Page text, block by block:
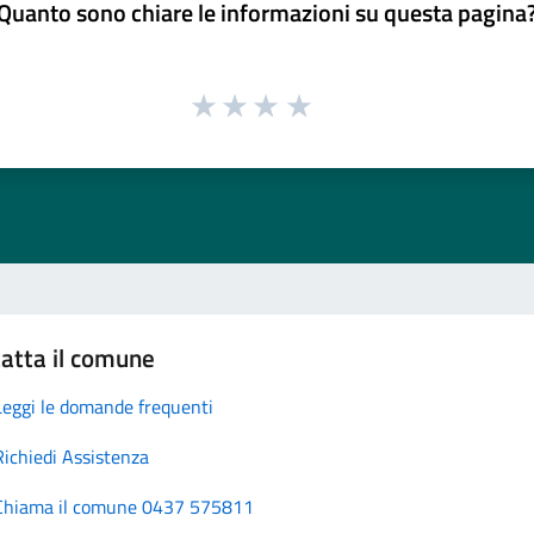
sono chiare le informazioni su questa
il comune
le domande frequenti
Assistenza
il comune 0437 575811